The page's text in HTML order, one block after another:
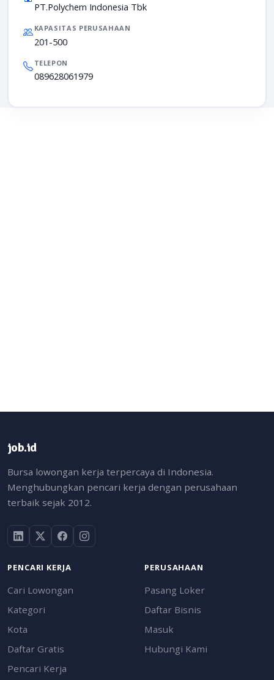
PT.Polychem Indonesia Tbk
KAPASITAS PERUSAHAAN
201-500
TELEPON
089628061979
job.id
Bursa lowongan kerja terpercaya di Indonesia.
Menghubungkan pencari kerja dengan perusahaan
terbaik sejak 2012.
PENCARI KERJA
Cari Lowongan
Kategori
Kota
Daftar Gratis
Pencari Kerja
PERUSAHAAN
Pasang Loker
Daftar Bisnis
Masuk
Hubungi Kami